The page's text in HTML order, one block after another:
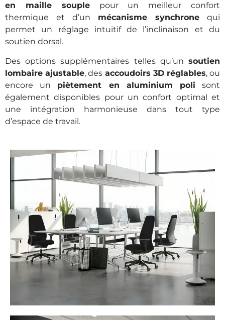
en maille souplepour un meilleur confort
thermique et d’un mécanisme synchrone qui
permet un réglage intuitif de l’inclinaison et du
soutien dorsal.
Des options supplémentaires telles qu’un soutien
lombaire ajustable, des accoudoirs 3D réglables, ou
encore un piètement en aluminium poli sont
également disponibles pour un confort optimal et
une intégration harmonieuse dans tout type
d’espace de travail.